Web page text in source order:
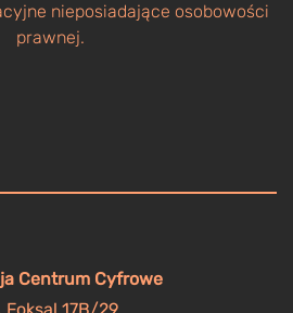
nieposiadające osobowości
prawnej.
Centrum Cyfrowe